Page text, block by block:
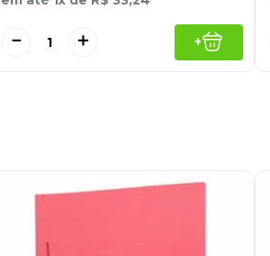
＋
－ +